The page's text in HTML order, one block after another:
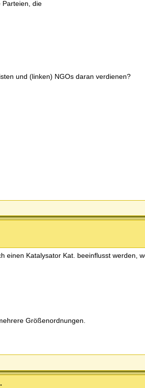
Parteien, die
und (linken) NGOs daran verdienen?
Katalysator Kat. beeinflusst werden,
Größenordnungen.